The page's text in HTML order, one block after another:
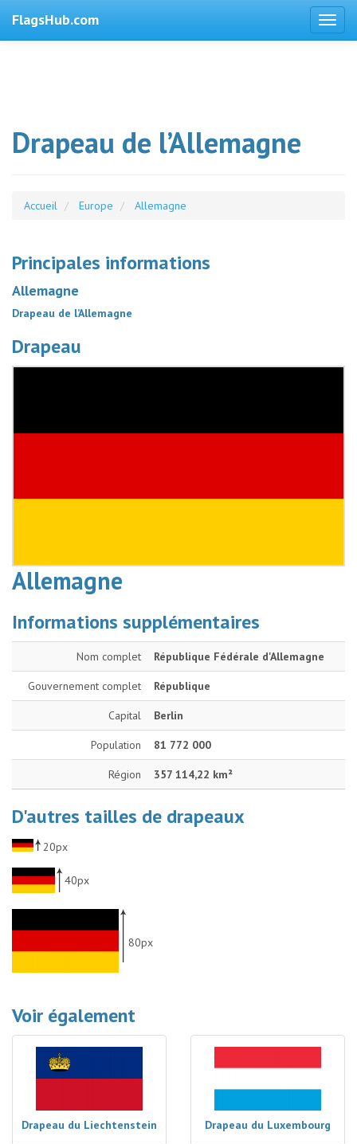
FlagsHub.com
Drapeau de l’Allemagne
Accueil Europe Allemagne
Principales informations
Allemagne
Drapeau de l’Allemagne
Drapeau
Allemagne
Informations supplémentaires
Nom complet République Fédérale d'Allemagne
Gouvernement complet République
Capital Berlin
Population 81 772 000
Région 357 114,22 km²
D'autres tailles de drapeaux
20px
40px
80px
Voir également
Drapeau du Liechtenstein Drapeau du Luxembourg